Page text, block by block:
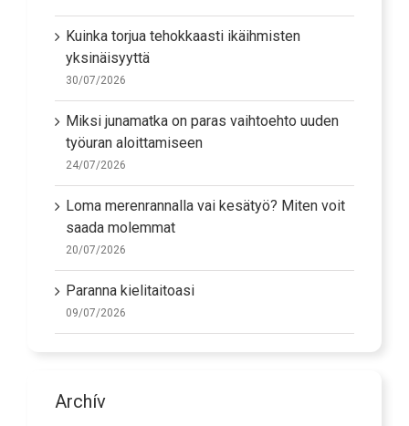
Kuinka torjua tehokkaasti ikäihmisten
yksinäisyyttä
Miksi junamatka on paras vaihtoehto uuden
työuran aloittamiseen
Loma merenrannalla vai kesätyö? Miten voit
Archív